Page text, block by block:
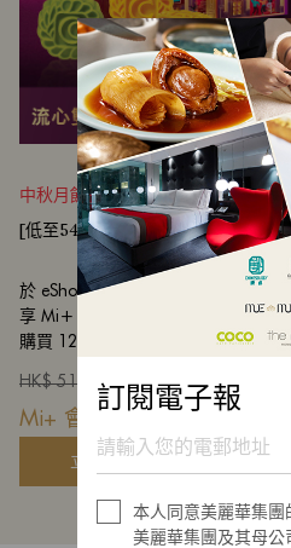
訂閱電子報
本人同意美麗華集團
美麗華集團及其母公
中秋月餅 | 國金軒
[低至54折] 國金軒 | 流心雙輝月餅禮
於 eShop 免費註冊並登入 Mi+ 會員
享 Mi+ 會員價$311！
購買 12 盒或以上（2026 年 8 月
HK$ 518.00 HK$ 338.00
Mi+ 會員價: HK$
立即購買